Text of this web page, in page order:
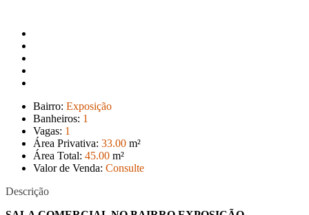
Bairro: Exposição
Banheiros: 1
Vagas: 1
Área Privativa: 33.00 m²
Área Total: 45.00 m²
Valor de Venda: Consulte
Descrição